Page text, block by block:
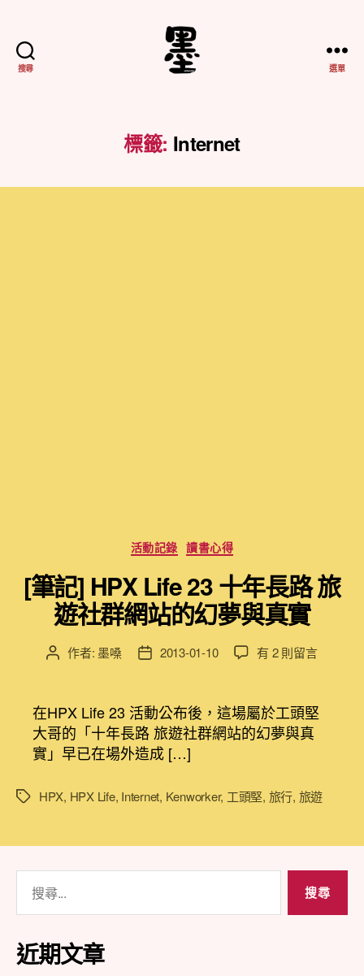
搜尋
業
紀
選單
標籤: Internet
分
類
活動記錄 讀書心得
[筆記] HPX Life 23 十年長路 旅
遊社群網站的幻夢與真實
文
者
作者: 墨嗓
文
佈
日
期
2013-01-10
在
HPX
Life
23
長
遊
站
有 2 則留言
在HPX Life 23 活動公布後，這場屬於工頭堅
大哥的「十年長路 旅遊社群網站的幻夢與真
實」早已在場外造成 […]
標
HPX, HPX Life, Internet, Kenworker, 工頭堅, 旅行, 旅遊
關
鍵
字:
近期文章